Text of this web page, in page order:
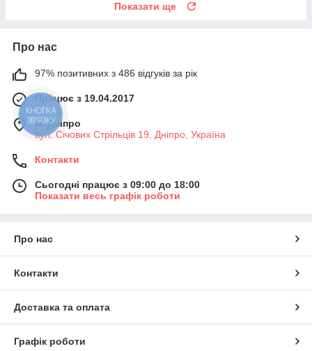
Показати ще
Про нас
97% позитивних з 486 відгуків за рік
Працює з 19.04.2017
м. Дніпро
вул. Січових Стрільців 19, Дніпро, Україна
Контакти
Сьогодні працює з 09:00 до 18:00
Показати весь графік роботи
Про нас
Контакти
Доставка та оплата
Графік роботи
КНОПКА
ЗВ'ЯЗКУ